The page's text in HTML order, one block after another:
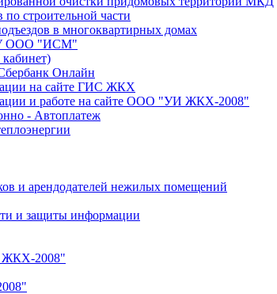
строительной части
в многоквартирных домах
ООО "ИСМ"
Онлайн
на сайте ГИС ЖКХ
и работе на сайте ООО "УИ ЖКХ-2008"
- Автоплатеж
и арендодателей нежилых помещений
и защиты информации
ЖКХ-2008"